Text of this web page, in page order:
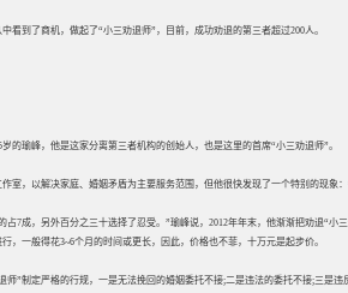
看到了商机，做起了“小三劝退师”，目前，成功劝退的第三者超过200人。
的瑜峰，他是这家分离第三者机构的创始人，也是这里的首席“小三劝退师”。
室，以解决家庭、婚姻矛盾为主要服务范围，但他很快发现了一个特别的现象
7成，另外百分之三十选择了忍受。”瑜峰说，2012年年末，他渐渐把劝退“小
，一般得花3~6个月的时间或更长，因此，价格也不菲，十万元是起步价。
”制定严格的行规，一是无法挽回的婚姻委托不接;二是违法的委托不接;三是违